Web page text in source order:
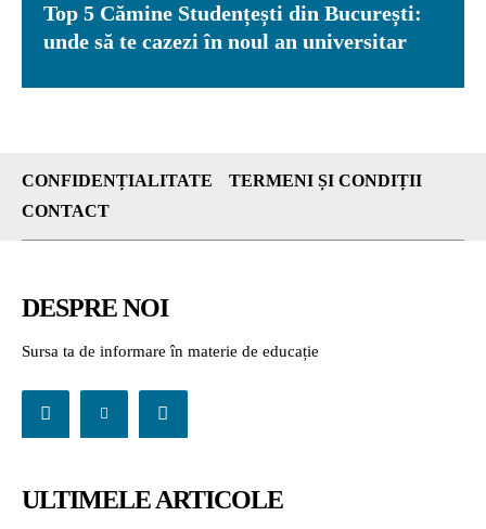
Top 5 Cămine Studențești din București:
unde să te cazezi în noul an universitar
CONFIDENȚIALITATE
TERMENI ȘI CONDIȚII
CONTACT
DESPRE NOI
Sursa ta de informare în materie de educație
ULTIMELE ARTICOLE